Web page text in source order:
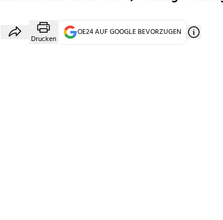
Drucken
OE24 AUF GOOGLE BEVORZUGEN